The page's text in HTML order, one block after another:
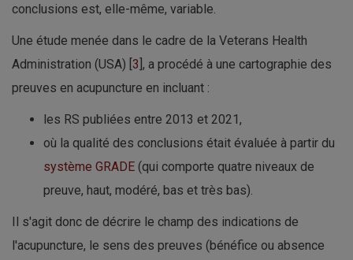
conclusions est, elle-même, variable.
Une étude menée dans le cadre de la Veterans Health
Administration (USA) [ 3 ], a procédé à une cartographie des
preuves en acupuncture en incluant :
les RS publiées entre 2013 et 2021,
où la qualité des conclusions était évaluée à partir du
système GRADE (qui comporte quatre niveaux de
preuve, haut, modéré, bas et très bas).
Il s'agit donc de décrire le champ des indications de
l'acupuncture, le sens des preuves (bénéfice ou absence